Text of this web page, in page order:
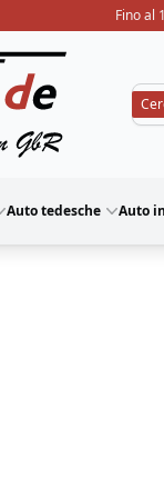
Fino al
Auto tedesche Auto